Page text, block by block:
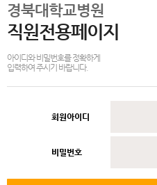
경북대학교병원
직원전용페이지
아이디와 비밀번호를 정확하게
입력하여 주시기 바랍니다.
회원아이디
비밀번호